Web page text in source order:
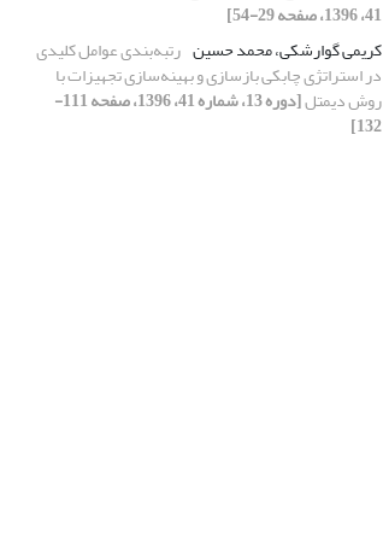
41، 1396، صفحه 29-54]
کریمی گوارشکی، محمد حسین رتبه‌بندی عوامل کلیدی
در استراتژی چابکی بازسازی و بهینه‌سازی تجهیزات با
روش دیمتل [دوره 13، شماره 41، 1396، صفحه 111-
132]